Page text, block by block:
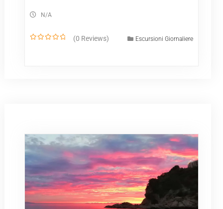
N/A
(0 Reviews) Escursioni Giornaliere